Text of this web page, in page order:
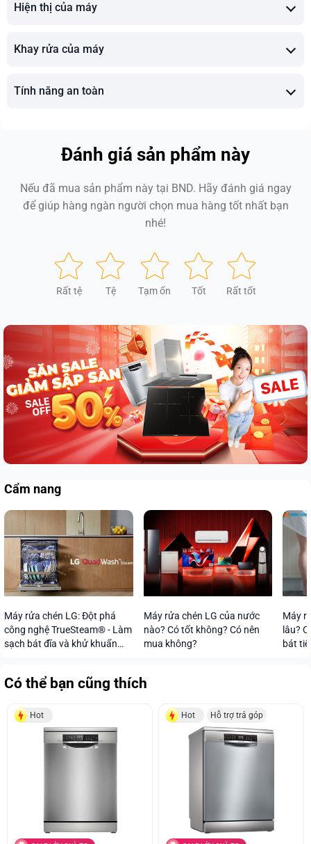
Hiện thị của máy
Khay rửa của máy
Tính năng an toàn
Đánh giá sản phẩm này
Nếu đã mua sản phẩm này tại BND. Hãy đánh giá ngay
để giúp hàng ngàn người chọn mua hàng tốt nhất bạn
nhé!
Rất tệ Tệ Tạm ổn Tốt Rất tốt
Cẩm nang
Máy rửa chén LG: Đột phá
công nghệ TrueSteam® - Làm
sạch bát đĩa và khử khuẩn
Máy rửa chén LG của nước
nào? Có tốt không? Có nên
mua không?
Máy
lâu?
bát
Có thể bạn cũng thích
Hot Hot Hỗ trợ trả góp